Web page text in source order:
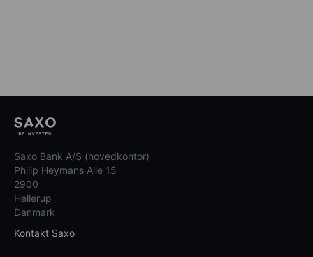
Saxo Bank A/S (hovedkontor)
Philip Heymans Alle 15
2900
Hellerup
Danmark
Kontakt Saxo